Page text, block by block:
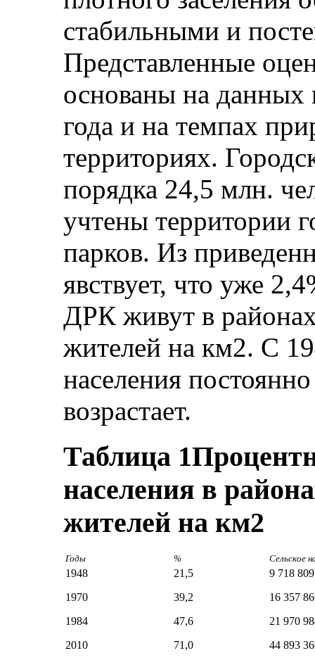
стабильными и
Представленные
основаны на данных
года и на темпах
территориях.
порядка 24,5 млн.
учтены территории
парков. Из
явствует, что уже
ДРК живут в
жителей на км2. С
населения
возрастает.
Таблица 1
населения в
жителей на км2
Годы % Сельское
1948
1970
1984
2010
21,5
39,2
47,6
71,0
9 718 809
16 357
21 970
44 893